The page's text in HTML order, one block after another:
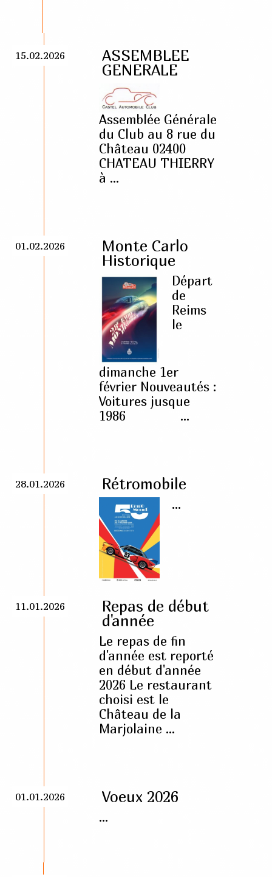
15.02.2026
ASSEMBLEE
GENERALE
Assemblée Générale
du Club au 8 rue du
Château 02400
CHATEAU THIERRY
à ...
01.02.2026
Monte Carlo
Historique
Départ
de
Reims
le
dimanche 1er
février Nouveautés :
Voitures jusque
1986 ...
28.01.2026 Rétromobile
...
11.01.2026
Repas de début
d'année
Le repas de fin
d'année est reporté
en début d'année
2026 Le restaurant
choisi est le
Château de la
Marjolaine ...
01.01.2026 Voeux 2026
...